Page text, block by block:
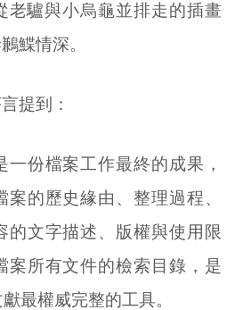
老驢與小烏龜並排走的插畫
鰈情深。
提到：
一份檔案工作最終的成果，
的歷史緣由、整理過程、
的文字描述、版權與使用限
案所有文件的檢索目錄，是
最權威完整的工具。